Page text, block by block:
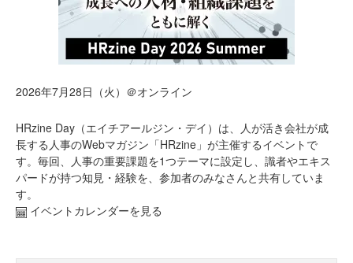
2026年7月28日（火）＠オンライン
HRzine Day（エイチアールジン・デイ）は、人が活き会社が成
長する人事のWebマガジン「HRzine」が主催するイベントで
す。毎回、人事の重要課題を1つテーマに設定し、識者やエキス
パードが持つ知見・経験を、参加者のみなさんと共有していま
す。
イベントカレンダーを見る